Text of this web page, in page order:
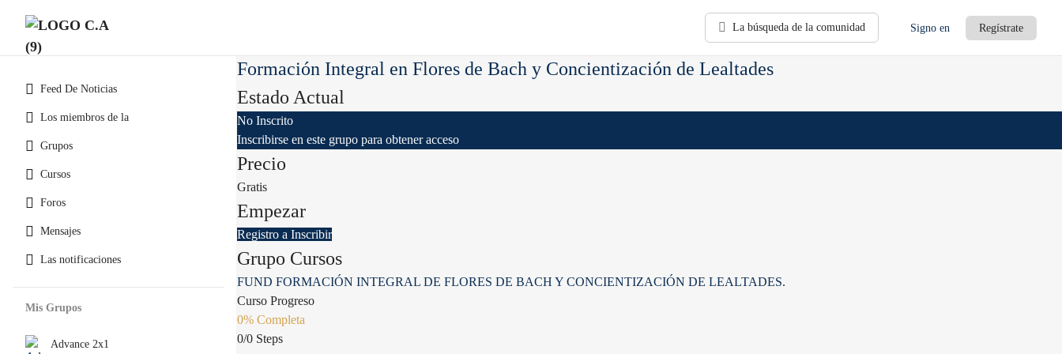
Feed De Noticias
Los miembros de la
Grupos
Cursos
Foros
Mensajes
Las notificaciones
Mis Grupos
Advance 2x1
La búsqueda de la comunidad Signo en Regístrate
Formación Integral en Flores de Bach y Concientización de Lealtades
Estado Actual
No Inscrito
Inscribirse en este grupo para obtener acceso
Precio
Gratis
Empezar
Registro a Inscribir
Grupo Cursos
FUND FORMACIÓN INTEGRAL DE FLORES DE BACH Y CONCIENTIZACIÓN DE LEALTADES.
Curso Progreso
0% Completa
0/0 Steps